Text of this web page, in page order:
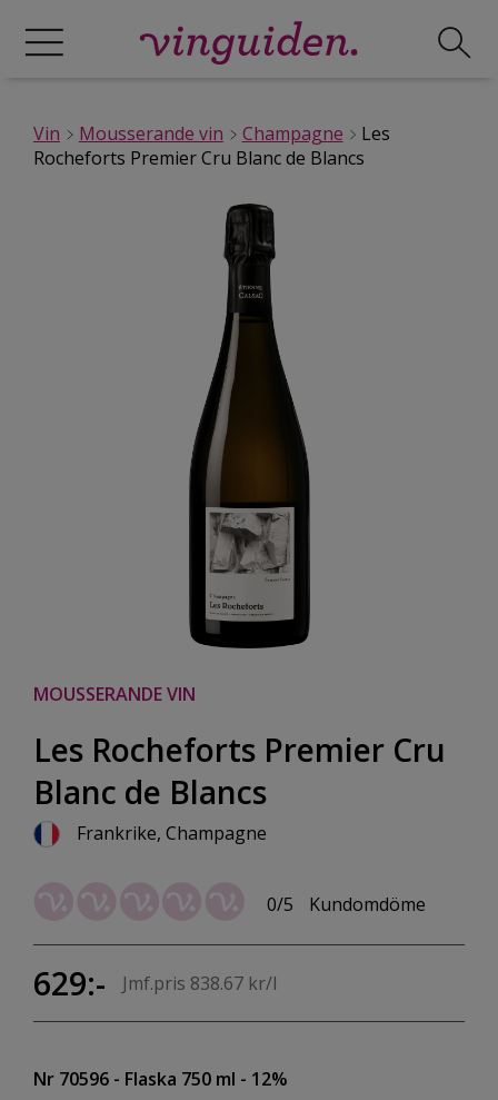
Vin Mousserande vin Champagne
Les
Rocheforts Premier Cru Blanc de Blancs
MOUSSERANDE VIN
Les Rocheforts Premier Cru
Blanc de Blancs
Frankrike, Champagne
0/5 Kundomdöme
629:- Jmf.pris 838.67 kr/l
Nr 70596 - Flaska 750 ml - 12%